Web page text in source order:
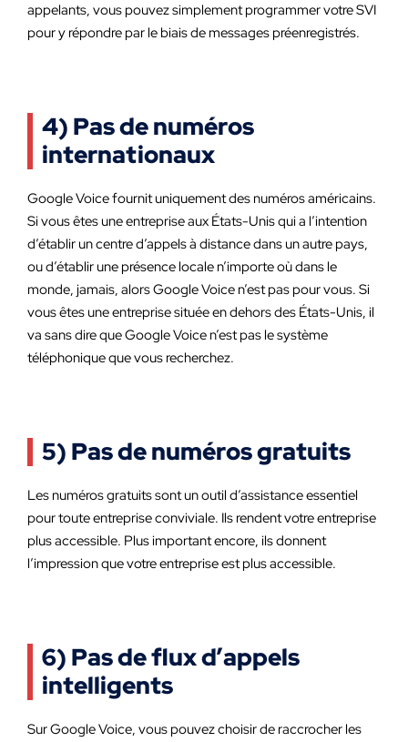
appelants, vous pouvez simplement programmer votre SVI
pour y répondre par le biais de messages préenregistrés.
4) Pas de numéros
internationaux
Google Voice fournit uniquement des numéros américains.
Si vous êtes une entreprise aux États-Unis qui a l’intention
d’établir un centre d’appels à distance dans un autre pays,
ou d’établir une présence locale n’importe où dans le
monde, jamais, alors Google Voice n’est pas pour vous. Si
vous êtes une entreprise située en dehors des États-Unis, il
va sans dire que Google Voice n’est pas le système
téléphonique que vous recherchez.
5) Pas de numéros gratuits
Les numéros gratuits sont un outil d’assistance essentiel
pour toute entreprise conviviale. Ils rendent votre entreprise
plus accessible. Plus important encore, ils donnent
l’impression que votre entreprise est plus accessible.
6) Pas de flux d’appels
intelligents
Sur Google Voice, vous pouvez choisir de raccrocher les